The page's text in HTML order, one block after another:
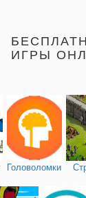
ИГРЫ
Головоломки